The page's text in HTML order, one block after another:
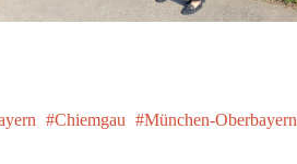
Chiemgau München-Oberbayern